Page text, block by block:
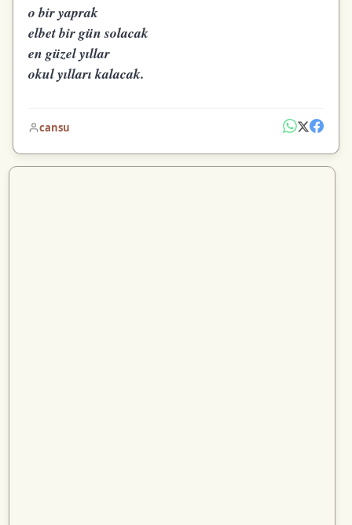
o bir yaprak
elbet bir gün solacak
en güzel yıllar
okul yılları kalacak.
cansu